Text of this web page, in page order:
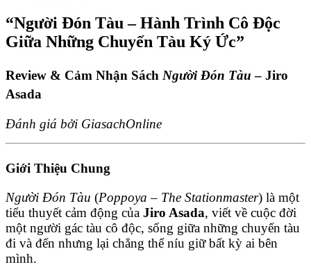
“Người Đón Tàu – Hành Trình Cô Độc
Giữa Những Chuyến Tàu Ký Ức”
Review & Cảm Nhận Sách Người Đón Tàu – Jiro
Asada
Đánh giá bởi GiasachOnline
Giới Thiệu Chung
Người Đón Tàu (Poppoya – The Stationmaster) là một
tiểu thuyết cảm động của Jiro Asada, viết về cuộc đời
một người gác tàu cô độc, sống giữa những chuyến tàu
đi và đến nhưng lại chẳng thể níu giữ bất kỳ ai bên
mình.